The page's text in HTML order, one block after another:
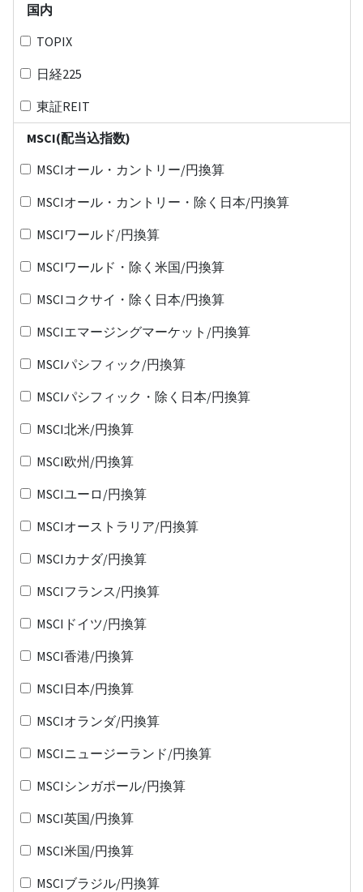
国内
TOPIX
日経225
東証REIT
MSCI(配当込指数)
MSCIオール・カントリー/円換算
MSCIオール・カントリー・除く日本/円換算
MSCIワールド/円換算
MSCIワールド・除く米国/円換算
MSCIコクサイ・除く日本/円換算
MSCIエマージングマーケット/円換算
MSCIパシフィック/円換算
MSCIパシフィック・除く日本/円換算
MSCI北米/円換算
MSCI欧州/円換算
MSCIユーロ/円換算
MSCIオーストラリア/円換算
MSCIカナダ/円換算
MSCIフランス/円換算
MSCIドイツ/円換算
MSCI香港/円換算
MSCI日本/円換算
MSCIオランダ/円換算
MSCIニュージーランド/円換算
MSCIシンガポール/円換算
MSCI英国/円換算
MSCI米国/円換算
MSCIブラジル/円換算